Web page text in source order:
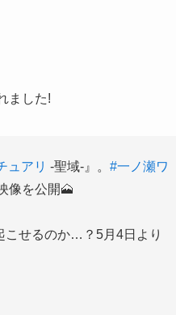
ました!
ュアリ -聖域-』。 #一ノ瀬ワ
像を公開🗻
こせるのか…？5月4日より